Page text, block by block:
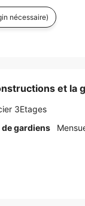
nécessaire)
et la
3Etages
gardiens